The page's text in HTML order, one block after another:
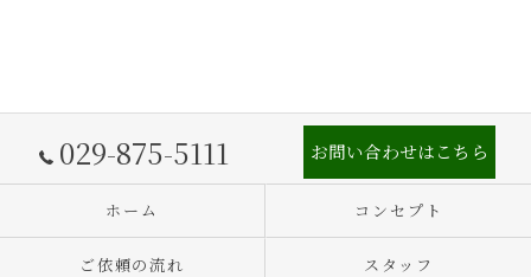
029-875-5111 お問い合わせはこちら
ホーム コンセプト
ご依頼の流れ スタッフ